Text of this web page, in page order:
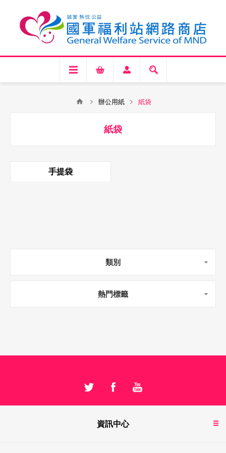
辦公用紙 紙袋
紙袋
手提袋
類別
熱門標籤
資訊中心